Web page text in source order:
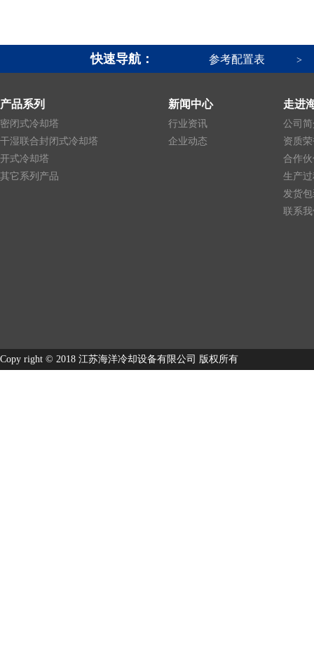
快速导航： 参考配置表 >
产品系列
密闭式冷却塔
干湿联合封闭式冷却塔
开式冷却塔
其它系列产品
新闻中心
行业资讯
企业动态
走进
公司
资质
合作
生产
发货
联系
Copy right © 2018 江苏海洋冷却设备有限公司 版权所有